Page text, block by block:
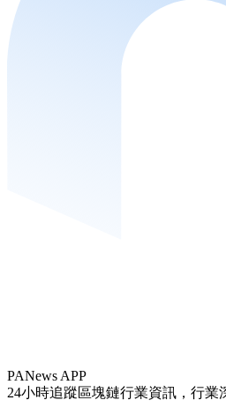
PANews APP
24小時追蹤區塊鏈行業資訊，行業